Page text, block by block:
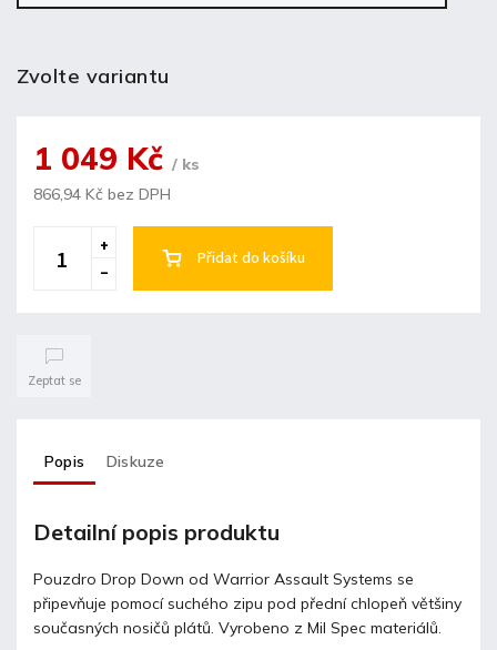
Zvolte variantu
1 049 Kč / ks
866,94 Kč bez DPH
Přidat do košíku
Zeptat se
Popis Diskuze
Detailní popis produktu
Pouzdro Drop Down od Warrior Assault Systems se
připevňuje pomocí suchého zipu pod přední chlopeň většiny
současných nosičů plátů. Vyrobeno z Mil Spec materiálů.